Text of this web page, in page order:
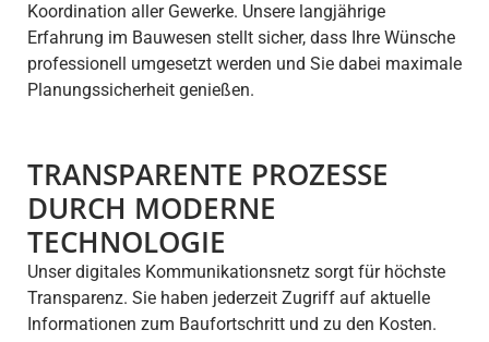
Koordination aller Gewerke. Unsere langjährige
Erfahrung im Bauwesen stellt sicher, dass Ihre Wünsche
professionell umgesetzt werden und Sie dabei maximale
Planungssicherheit genießen.
TRANSPARENTE PROZESSE
DURCH MODERNE
TECHNOLOGIE
Unser digitales Kommunikationsnetz sorgt für höchste
Transparenz. Sie haben jederzeit Zugriff auf aktuelle
Informationen zum Baufortschritt und zu den Kosten.